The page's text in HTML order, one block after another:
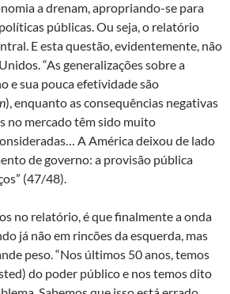
a drenam, apropriando-se para
públicas. Ou seja, o relatório
E esta questão, evidentemente, não
“As generalizações sobre a
e sua pouca efetividade são
), enquanto as consequências negativas
no mercado têm sido muito
A América deixou de lado
de governo: a provisão pública
(47/48).
no relatório, é que finalmente a onda
já não em rincões da esquerda, mas
peso. “Nos últimos 50 anos, temos
do poder público e nos temos dito